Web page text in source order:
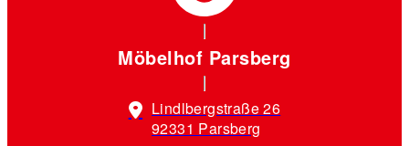
Möbelhof Parsberg
Lindlbergstraße 26
92331 Parsberg